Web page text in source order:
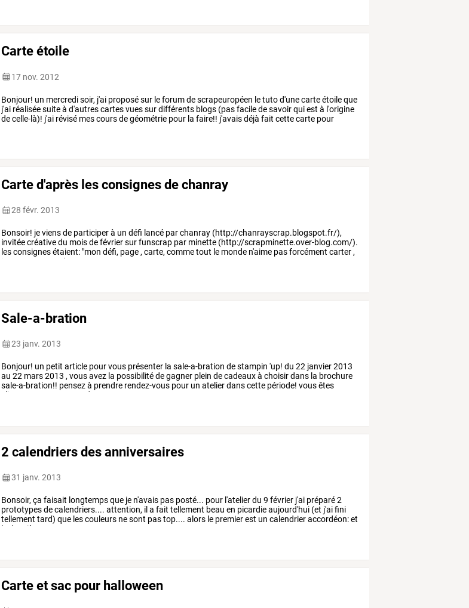
Carte étoile
17 nov. 2012
Bonjour! un mercredisoir, j'ai proposésur leforumdescrapeuropéen letutod'unecarteétoileque
j'ai réaliséesuiteà d'autrescartesvuessurdifférents blogs (pasfaciledesavoirquiest à l'origine
decelle-là)! j'ai révisé mescoursdegéométrie pour la faire!! j'avaisdéjà fait cettecarte pour
Carte d'après les consignes de chanray
28 févr. 2013
Bonsoir! jeviensde participerà un défi lancé parchanray (http://chanrayscrap.blogspot.fr/),
invitéecréativedu moisdefévriersurfunscrap par minette (http://scrapminette.over-blog.com/).
lesconsignesétaient: "mon défi, page,carte,commetout le monde n'aime pasforcément carter,
je
de
Sale-a-bration
23 janv. 2013
Bonjour! un petit article pourvous présenter la sale-a-bration destampin 'up! du 22 janvier2013
au 22 mars2013 ,vousavez la possibilitédegagner plein decadeauxà choisirdans la brochure
sale-a-bration!! pensezà prendre rendez-vous pour un atelierdanscette période! vousêtes
clientes:
commandez
2 calendriers des anniversaires
31 janv. 2013
Bonsoir, ça faisait longtempsque je n'avais pas posté... pour l'atelierdu 9 février j'ai préparé2
prototypesdecalendriers.... attention, il a fait tellement beau en picardieaujourd'hui (et j'aifini
tellement tard) que lescouleurs nesont pastop.... alors le premierest un calendrieraccordéon:et
le
deuxième
Carte et sac pour halloween